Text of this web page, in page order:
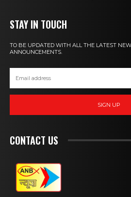
STAY IN TOUCH
TO BE UPDATED WITH ALL THE LATEST
ANNOUNCEMENTS.
SIGN UP
CONTACT US